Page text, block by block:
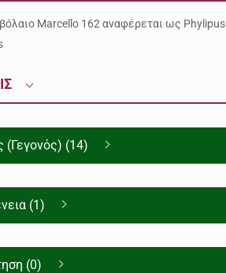
Marcello 162 αναφέρεται ως Phylipus
(Γεγονός) (14)
(1)
(0)